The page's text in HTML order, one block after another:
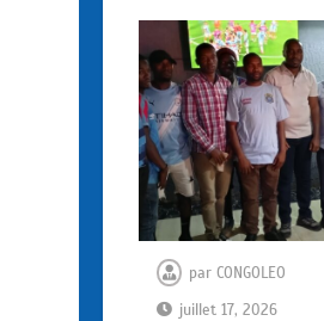
par CONGOLEO
juillet 17, 2026